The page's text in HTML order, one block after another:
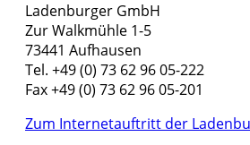
Ladenburger GmbH
Zur Walkmühle 1-5
73441 Aufhausen
Tel. +49 (0) 73 62 96 05-222
Fax +49 (0) 73 62 96 05-201
Zum Internetauftritt der